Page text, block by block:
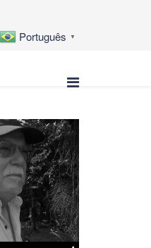
Português ▼